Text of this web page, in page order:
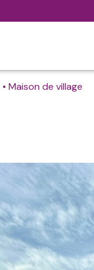
Maison de village